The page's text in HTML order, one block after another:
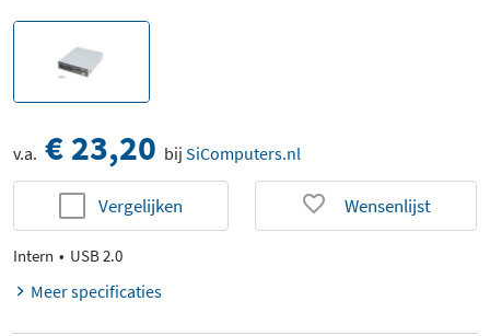
v.a. € 23,20 bij SiComputers.nl
Vergelijken Wensenlijst
Intern USB 2.0
Meer specificaties